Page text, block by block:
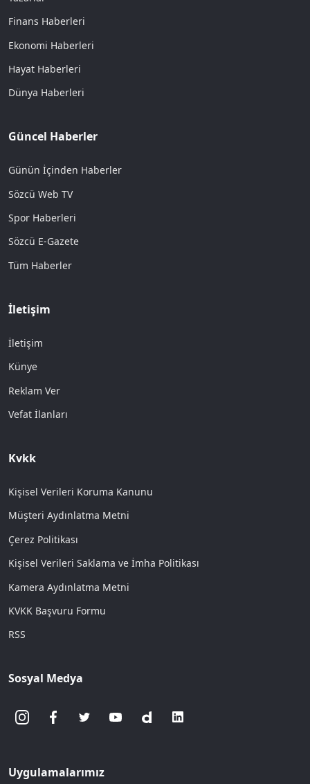
Finans Haberleri
Ekonomi Haberleri
Hayat Haberleri
Dünya Haberleri
Güncel Haberler
Günün İçinden Haberler
Sözcü Web TV
Spor Haberleri
Sözcü E-Gazete
Tüm Haberler
İletişim
İletişim
Künye
Reklam Ver
Vefat İlanları
Kvkk
Kişisel Verileri Koruma Kanunu
Müşteri Aydınlatma Metni
Çerez Politikası
Kişisel Verileri Saklama ve İmha Politikası
Kamera Aydınlatma Metni
KVKK Başvuru Formu
RSS
Sosyal Medya
Uygulamalarımız